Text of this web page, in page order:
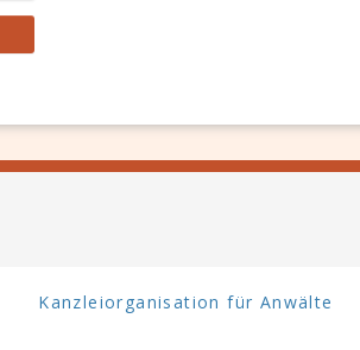
Kanzleiorganisation für Anwälte